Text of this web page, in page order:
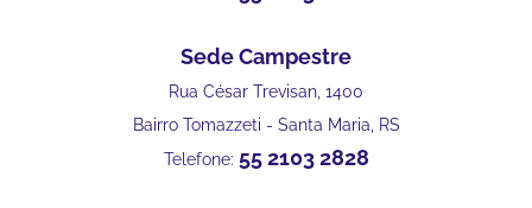
Sede Campestre
Rua César Trevisan, 1400
Bairro Tomazzeti - Santa Maria, RS
Telefone: 55 2103 2828